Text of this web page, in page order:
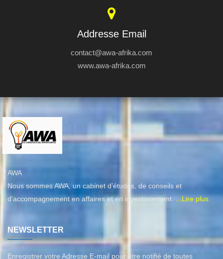
Addresse Email
contact@awa-afrika.com
www.awa-afrika.com
AWA
Nous sommes AWA, un cabinet d’études, de conseils et
d'accompagnement en affaires et en investissement.
...Lire plus
NEWSLETTER
Enregistrer votre Adresse E-mail pour être notifié de toutes